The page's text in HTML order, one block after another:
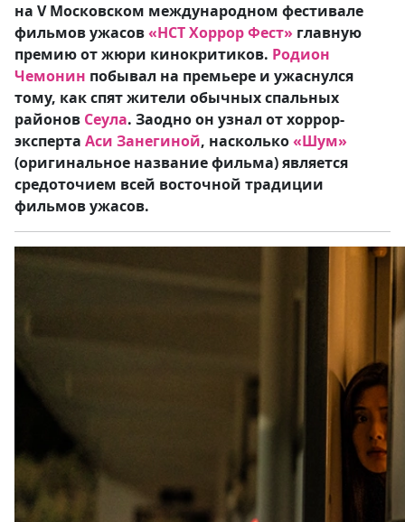
на V Московском международном фестивале
фильмов ужасов«НСТ Хоррор Фест» главную
премию от жюри кинокритиков. Родион
Чемонин побывал на премьере и ужаснулся
тому, как спят жители обычных спальных
районов Сеула. Заодно он узнал от хоррор-
эксперта Аси Занегиной, насколько«Шум»
(оригинальное название фильма) является
средоточием всей восточной традиции
фильмов ужасов.